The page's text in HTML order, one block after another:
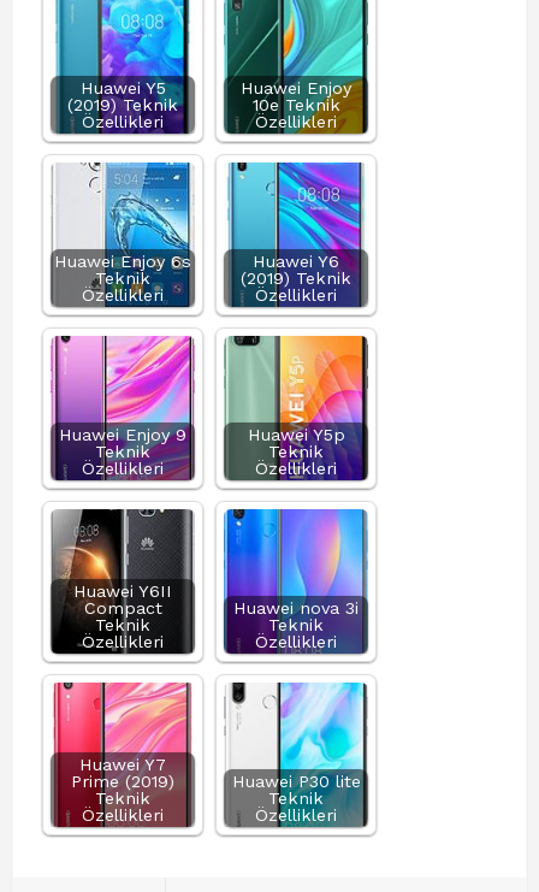
Huawei Y5
(2019) Teknik
Özellikleri
Huawei Enjoy
10e Teknik
Özellikleri
Huawei Enjoy 6s
Teknik
Özellikleri
Huawei Y6
(2019) Teknik
Özellikleri
Huawei Enjoy 9
Teknik
Özellikleri
Huawei Y5p
Teknik
Özellikleri
Huawei Y6II
Compact
Teknik
Özellikleri
Huawei nova 3i
Teknik
Özellikleri
Huawei Y7
Prime (2019)
Teknik
Özellikleri
Huawei P30 lite
Teknik
Özellikleri